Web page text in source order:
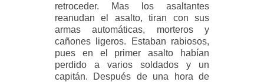
retroceder. Mas los asaltantes
reanudan el asalto, tiran con sus
armas automáticas, morteros y
cañones ligeros. Estaban rabiosos,
pues en el primer asalto habían
perdido a varios soldados y un
capitán. Después de una hora de